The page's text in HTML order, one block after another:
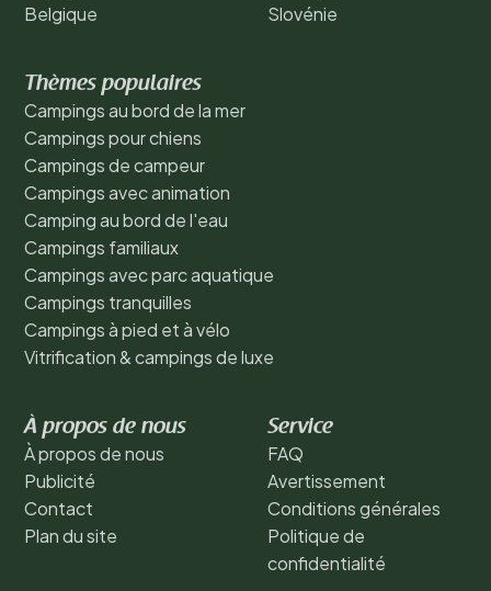
Belgique
Slovénie
Thèmes populaires
Campings au bord de la mer
Campings pour chiens
Campings de campeur
Campings avec animation
Camping au bord de l'eau
Campings familiaux
Campings avec parc aquatique
Campings tranquilles
Campings à pied et à vélo
Vitrification & campings de luxe
À propos de nous
À propos de nous
Publicité
Contact
Plan du site
Service
FAQ
Avertissement
Conditions générales
Politique de
confidentialité